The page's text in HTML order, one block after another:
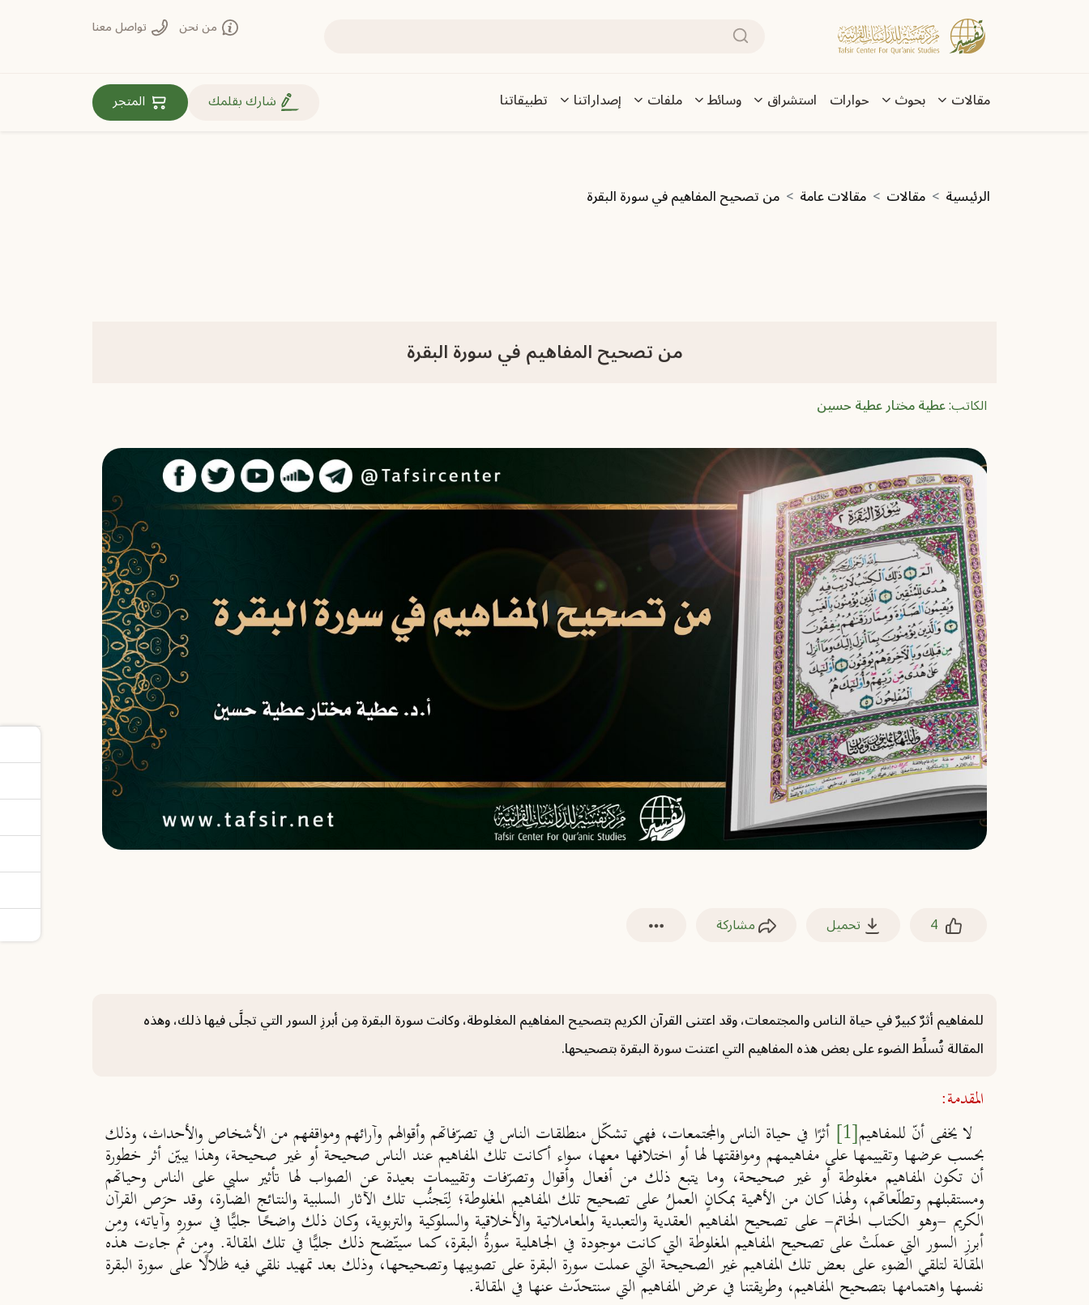
تجاوز إلى المحتوى الرئيسي
بحث من نحن تواصل معنا
Main navigation
مقالات بحوث حوارات استشراق وسائط ملفات إصداراتنا تطبيقاتنا روابط مهمة
شارك بقلمك المتجر
مسار التنقل
الرئيسية مقالات مقالات عامة من تصحيح المفاهيم في سورة البقرة
من تصحيح المفاهيم في سورة البقرة
الكاتب:عطية مختار عطية حسين
4 تحميل مشاركة
للمفاهيم أثرٌ كبيرٌ في حياة الناس والمجتمعات، وقد اعتنى القرآن الكريم بتصحيح المفاهيم المغلوطة، وكانت سورة البقرة مِن أبرزِ السور التي تجلَّى فيها ذلك، وهذه
المقالة تُسلِّط الضوء على بعض هذه المفاهيم التي اعتنت سورة البقرة بتصحيحها.
المقدمة:
لا يخفى أنّ للمفاهيم[1] أثرًا في حياة الناس والمجتمعات، فهي تشكّل منطلقات الناس في تصرّفاتهم وأقوالهم وآرائهم ومواقفهم من الأشخاص والأحداث، وذلك
بحسب عرضها وتقييمها على مفاهيمهم وموافقتها لها أو اختلافها معها، سواء أكانت تلك المفاهيم عند الناس صحيحة أو غير صحيحة، وهذا يبيّن أثر خطورة
أن تكون المفاهيم مغلوطة أو غير صحيحة، وما يتبع ذلك من أفعال وأقوال وتصرّفات وتقييمات بعيدة عن الصواب لها تأثير سلبي على الناس وحياتهم
ومستقبلهم وتطلّعاتهم، ولهذا كان من الأهمية بمكانٍ العملُ على تصحيح تلك المفاهيم المغلوطة؛ لِتَجنُّب تلك الآثار السلبية والنتائج الضارة، وقد حرَص القرآن
الكريم -وهو الكتاب الخاتم- على تصحيح المفاهيم العقدية والتعبدية والمعاملاتية والأخلاقية والسلوكية والتربوية، وكان ذلك واضحًا جليًّا في سورهِ وآياته، ومِن
أبرزِ السور التي عملَتْ على تصحيح المفاهيم المغلوطة التي كانت موجودة في الجاهلية سورةُ البقرة، كما سيتّضح ذلك جليًّا في تلك المقالة. ومِن ثم جاءت هذه
المقالة لتلقي الضوء على بعض تلك المفاهيم غير الصحيحة التي عملت سورة البقرة على تصويبها وتصحيحها، وذلك بعد تمهيد نلقي فيه ظلالًا على سورة البقرة
نفسها واهتمامها بتصحيح المفاهيم، وطريقتنا في عرض المفاهيم التي سنتحدّث عنها في المقالة.